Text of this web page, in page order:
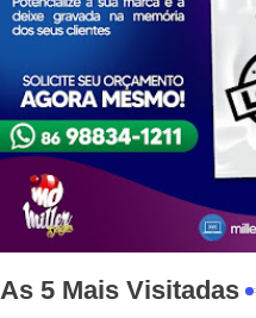
As 5 Mais Visitadas